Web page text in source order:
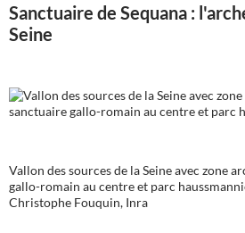
Sanctuaire de Sequana :
Seine
Vallon des sources de la Seine avec zone
gallo-romain au centre et parc
Christophe Fouquin, Inra